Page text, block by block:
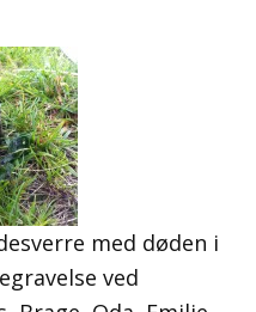
med døden i
ved